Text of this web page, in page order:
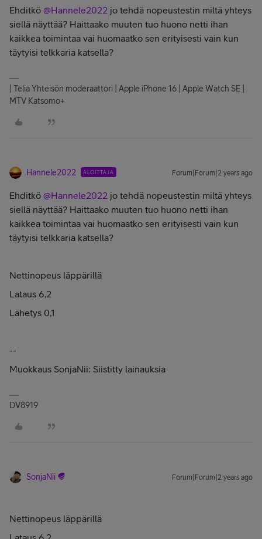
Ehditkö @Hannele2022 jo tehdä nopeustestin miltä yhteys
siellä näyttää? Haittaako muuten tuo huono netti ihan
kaikkea toimintaa vai huomaatko sen erityisesti vain kun
täytyisi telkkaria katsella?
| Telia Yhteisön moderaattori | Apple iPhone 16 | Apple Watch SE |
MTV Katsomo+
Hannele2022 ALOITTAJA Forum|Forum|2 years ago
Ehditkö @Hannele2022 jo tehdä nopeustestin miltä yhteys
siellä näyttää? Haittaako muuten tuo huono netti ihan
kaikkea toimintaa vai huomaatko sen erityisesti vain kun
täytyisi telkkaria katsella?
Nettinopeus läppärillä
Lataus 6,2
Lähetys 0,1
--
Muokkaus SonjaNii: Siistitty lainauksia
DV8919
SonjaNii Forum|Forum|2 years ago
Nettinopeus läppärillä